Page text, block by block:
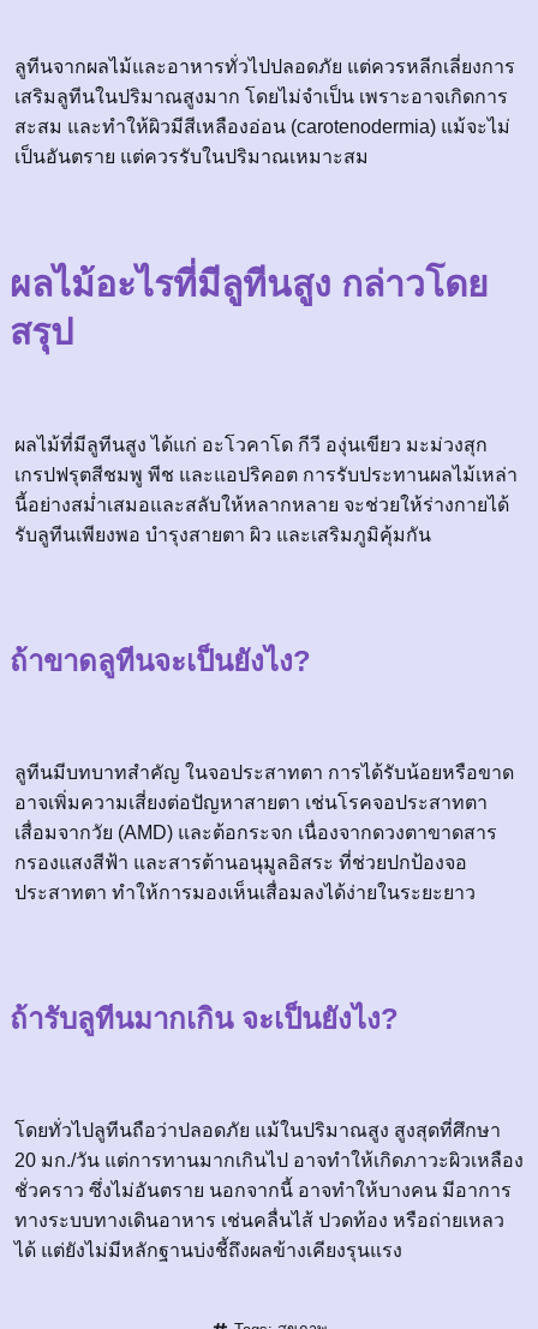
ลูทีนจากผลไม้และอาหารทั่วไปปลอดภัย แต่ควรหลีกเลี่ยงการ
เสริมลูทีนในปริมาณสูงมาก โดยไม่จำเป็น เพราะอาจเกิดการ
สะสม และทำให้ผิวมีสีเหลืองอ่อน (carotenodermia) แม้จะไม่
เป็นอันตราย แต่ควรรับในปริมาณเหมาะสม
ผลไม้อะไรที่มีลูทีนสูง กล่าวโดย
สรุป
ผลไม้ที่มีลูทีนสูง ได้แก่ อะโวคาโด กีวี องุ่นเขียว มะม่วงสุก
เกรปฟรุตสีชมพู พีช และแอปริคอต การรับประทานผลไม้เหล่า
นี้อย่างสม่ำเสมอและสลับให้หลากหลาย จะช่วยให้ร่างกายได้
รับลูทีนเพียงพอ บำรุงสายตา ผิว และเสริมภูมิคุ้มกัน
ถ้าขาดลูทีนจะเป็นยังไง?
ลูทีนมีบทบาทสำคัญ ในจอประสาทตา การได้รับน้อยหรือขาด
อาจเพิ่มความเสี่ยงต่อปัญหาสายตา เช่นโรคจอประสาทตา
เสื่อมจากวัย (AMD) และต้อกระจก เนื่องจากดวงตาขาดสาร
กรองแสงสีฟ้า และสารต้านอนุมูลอิสระ ที่ช่วยปกป้องจอ
ประสาทตา ทำให้การมองเห็นเสื่อมลงได้ง่ายในระยะยาว
ถ้ารับลูทีนมากเกิน จะเป็นยังไง?
โดยทั่วไปลูทีนถือว่าปลอดภัย แม้ในปริมาณสูง สูงสุดที่ศึกษา
20 มก./วัน แต่การทานมากเกินไป อาจทำให้เกิดภาวะผิวเหลือง
ชั่วคราว ซึ่งไม่อันตราย นอกจากนี้ อาจทำให้บางคน มีอาการ
ทางระบบทางเดินอาหาร เช่นคลื่นไส้ ปวดท้อง หรือถ่ายเหลว
ได้ แต่ยังไม่มีหลักฐานบ่งชี้ถึงผลข้างเคียงรุนแรง